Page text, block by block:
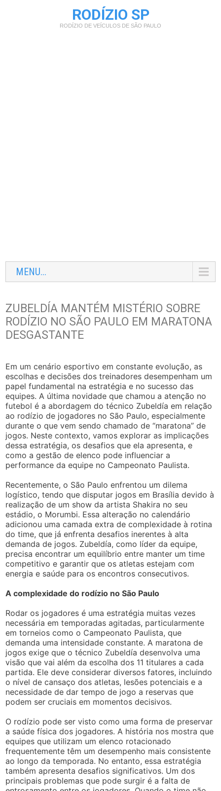
RODÍZIO SP
RODÍZIO DE VEÍCULOS DE SÃO PAULO
MENU...
ZUBELDÍA MANTÉM MISTÉRIO SOBRE
RODÍZIO NO SÃO PAULO EM MARATONA
DESGASTANTE
Em um cenário esportivo em constante evolução, as
escolhas e decisões dos treinadores desempenham um
papel fundamental na estratégia e no sucesso das
equipes. A última novidade que chamou a atenção no
futebol é a abordagem do técnico Zubeldía em relação
ao rodízio de jogadores no São Paulo, especialmente
durante o que vem sendo chamado de “maratona” de
jogos. Neste contexto, vamos explorar as implicações
dessa estratégia, os desafios que ela apresenta, e
como a gestão de elenco pode influenciar a
performance da equipe no Campeonato Paulista.
Recentemente, o São Paulo enfrentou um dilema
logístico, tendo que disputar jogos em Brasília devido à
realização de um show da artista Shakira no seu
estádio, o Morumbi. Essa alteração no calendário
adicionou uma camada extra de complexidade à rotina
do time, que já enfrenta desafios inerentes à alta
demanda de jogos. Zubeldía, como líder da equipe,
precisa encontrar um equilíbrio entre manter um time
competitivo e garantir que os atletas estejam com
energia e saúde para os encontros consecutivos.
A complexidade do rodízio no São Paulo
Rodar os jogadores é uma estratégia muitas vezes
necessária em temporadas agitadas, particularmente
em torneios como o Campeonato Paulista, que
demanda uma intensidade constante. A maratona de
jogos exige que o técnico Zubeldía desenvolva uma
visão que vai além da escolha dos 11 titulares a cada
partida. Ele deve considerar diversos fatores, incluindo
o nível de cansaço dos atletas, lesões potenciais e a
necessidade de dar tempo de jogo a reservas que
podem ser cruciais em momentos decisivos.
O rodízio pode ser visto como uma forma de preservar
a saúde física dos jogadores. A história nos mostra que
equipes que utilizam um elenco rotacionado
frequentemente têm um desempenho mais consistente
ao longo da temporada. No entanto, essa estratégia
também apresenta desafios significativos. Um dos
principais problemas que pode surgir é a falta de